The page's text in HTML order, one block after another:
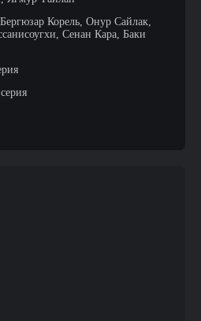
Корель, Онур Сайлак,
Сенан Кара, Баки